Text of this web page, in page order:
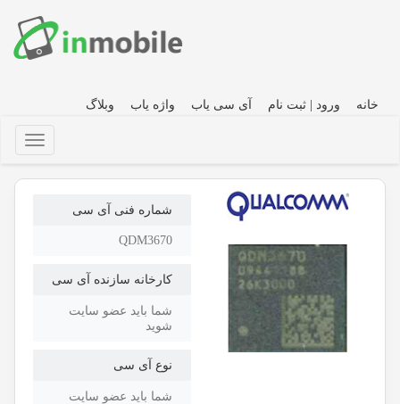
خانه ورود | ثبت نام آی سی یاب واژه یاب وبلاگ
شماره فنی آی سی
QDM3670
کارخانه سازنده آی سی
شما باید عضو سایت
شوید
نوع آی سی
شما باید عضو سایت